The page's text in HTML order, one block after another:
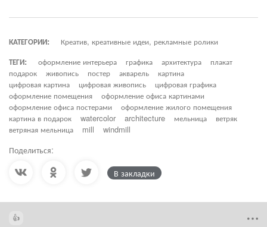
КАТЕГОРИИ:
Креатив, креативные идеи, рекламные ролики
ТЕГИ:
оформление интерьера графика архитектура
плакат
подарок
живопись постер акварель
картина
цифровая картина
цифровая живопись
цифровая графика
оформление помещения
оформление офиса картинами
оформление офиса постерами
оформление жилого помещения
картина в подарок
watercolor architecture мельница
ветряк
ветряная мельница
mill windmill
Поделиться:
В закладки